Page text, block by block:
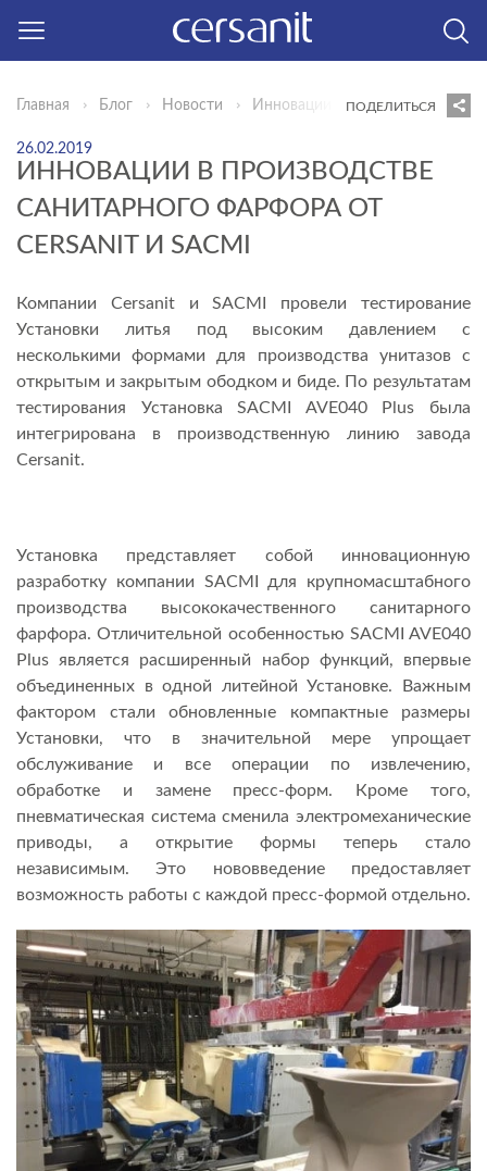
Главная Блог Новости Инновации в производстве
ПОДЕЛИТЬСЯ
26.02.2019
ИННОВАЦИИ В ПРОИЗВОДСТВЕ
САНИТАРНОГО ФАРФОРА ОТ
CERSANIT И SACMI
Компании Cersanit и SACMI провели тестирование
Установки литья под высоким давлением с
несколькими формами для производства унитазов с
открытым и закрытым ободком и биде. По результатам
тестирования Установка SACMI AVE040 Plus была
интегрирована в производственную линию завода
Cersanit.
Установка представляет собой инновационную
разработку компании SACMI для крупномасштабного
производства высококачественного санитарного
фарфора. Отличительной особенностью SACMI AVE040
Plus является расширенный набор функций, впервые
объединенных в одной литейной Установке. Важным
фактором стали обновленные компактные размеры
Установки, что в значительной мере упрощает
обслуживание и все операции по извлечению,
обработке и замене пресс-форм. Кроме того,
пневматическая система сменила электромеханические
приводы, а открытие формы теперь стало
независимым. Это нововведение предоставляет
возможность работы с каждой пресс-формой отдельно.